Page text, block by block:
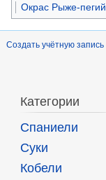
Окрас Рыже-пегий
Создать учётную запись
Категории
Спаниели
Суки
Кобели